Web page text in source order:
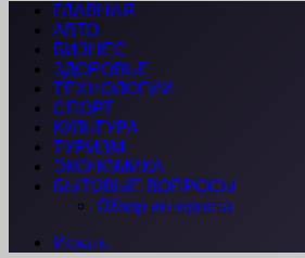
ГЛАВНАЯ
АВТО
БИЗНЕС
ЗДОРОВЬЕ
ТЕХНОЛОГИИ
СПОРТ
КУЛЬТУРА
ТУРИЗМ
ЭКОНОМИКА
БЫТОВЫЕ ВОПРОСЫ
Обзор интернета
Искать